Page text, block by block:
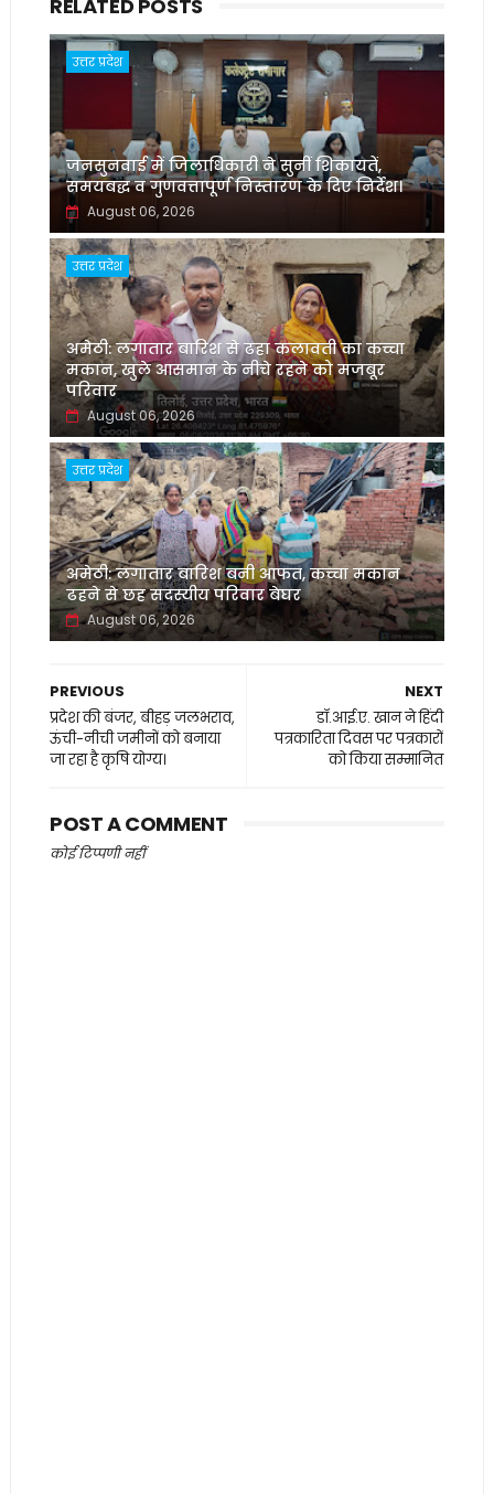
RELATED POSTS
उत्तर प्रदेश
जनसुनवाई में जिलाधिकारी ने सुनीं शिकायतें,
समयबद्ध व गुणवत्तापूर्ण निस्तारण के दिए निर्देश।
August 06, 2026
उत्तर प्रदेश
अमेठी: लगातार बारिश से ढहा कलावती का कच्चा
मकान, खुले आसमान के नीचे रहने को मजबूर
परिवार
August 06, 2026
उत्तर प्रदेश
अमेठी: लगातार बारिश बनी आफत, कच्चा मकान
ढहने से छह सदस्यीय परिवार बेघर
August 06, 2026
NEXT
डॉ.आई.ए. खान ने हिंदी
पत्रकारिता दिवस पर पत्रकारों
को किया सम्मानित
PREVIOUS
प्रदेश की बंजर, बीहड़ जलभराव,
ऊंची-नीची जमीनों को बनाया
जा रहा है कृषि योग्य।
POST A COMMENT
कोई टिप्पणी नहीं